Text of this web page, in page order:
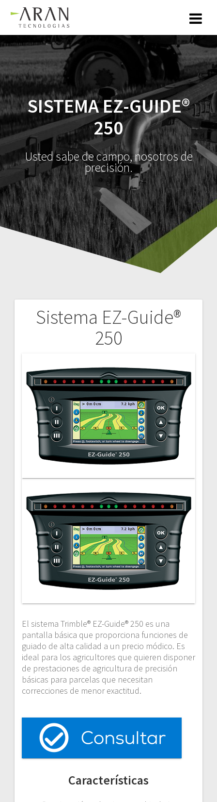
SISTEMA EZ-GUIDE®
250
Usted sabe de campo, nosotros de
precisión.
Sistema EZ-Guide®
250
El sistema Trimble® EZ-Guide® 250 es una
pantalla básica que proporciona funciones de
guiado de alta calidad a un precio módico. Es
ideal para los agricultores que quieren disponer
de prestaciones de agricultura de precisión
básicas para parcelas que necesitan
correcciones de menor exactitud.
Características
Navegación
entradas